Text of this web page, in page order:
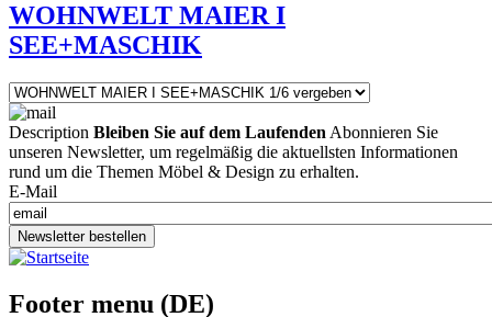
WOHNWELT MAIER I
SEE+MASCHIK
Description Bleiben Sie auf dem Laufenden Abonnieren Sie
unseren Newsletter, um regelmäßig die aktuellsten Informationen
rund um die Themen Möbel & Design zu erhalten.
E-Mail
Newsletter bestellen
Footer menu (DE)